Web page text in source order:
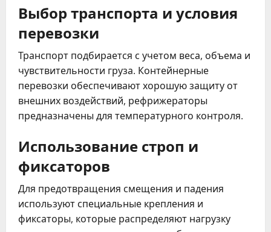
Выбор транспорта и условия
перевозки
Транспорт подбирается с учетом веса, объема и
чувствительности груза. Контейнерные
перевозки обеспечивают хорошую защиту от
внешних воздействий, рефрижераторы
предназначены для температурного контроля.
Использование строп и
фиксаторов
Для предотвращения смещения и падения
используют специальные крепления и
фиксаторы, которые распределяют нагрузку